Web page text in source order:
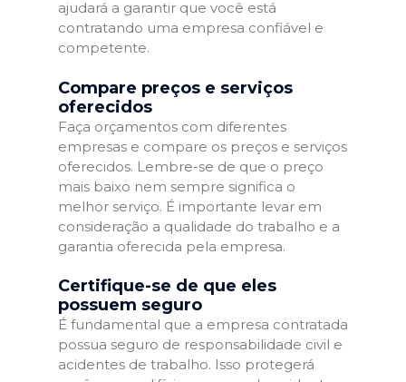
ajudará a garantir que você está
contratando uma empresa confiável e
competente.
Compare preços e serviços
oferecidos
Faça orçamentos com diferentes
empresas e compare os preços e serviços
oferecidos. Lembre-se de que o preço
mais baixo nem sempre significa o
melhor serviço. É importante levar em
consideração a qualidade do trabalho e a
garantia oferecida pela empresa.
Certifique-se de que eles
possuem seguro
É fundamental que a empresa contratada
possua seguro de responsabilidade civil e
acidentes de trabalho. Isso protegerá